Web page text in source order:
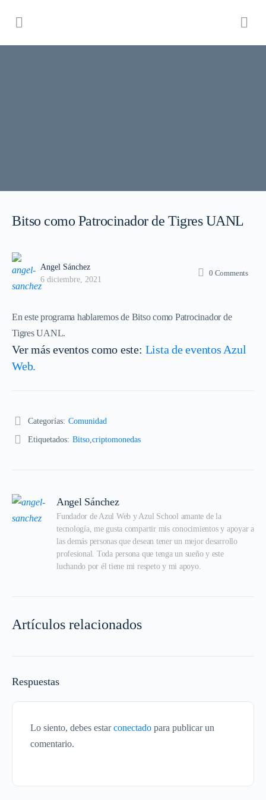
Bitso como Patrocinador de Tigres UANL
Angel Sánchez
6 diciembre, 2021
0 Comments
En este programa hablaremos de Bitso como Patrocinador de
Tigres UANL.
Ver más eventos como este: Lista de eventos Azul
Web.
Categorías: Comunidad
Etiquetados: Bitso criptomonedas
Angel Sánchez
Fundador de Azul Web y Azul School amante de la
tecnología, me gusta compartir mis conocimientos y apoyar a
las demás personas que desean tener un mejor desarrollo
profesional. Toda persona que tenga un sueño y este
luchando por él tiene mi respeto y mi apoyo.
Artículos relacionados
Respuestas
Lo siento, debes estarconectado para publicar un
comentario.